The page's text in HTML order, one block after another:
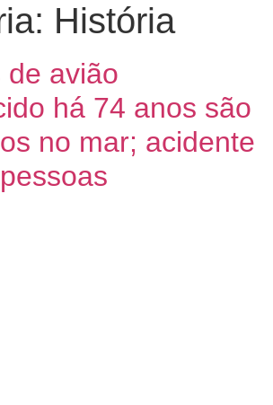
História
de avião
há 74 anos são
no mar; acidente